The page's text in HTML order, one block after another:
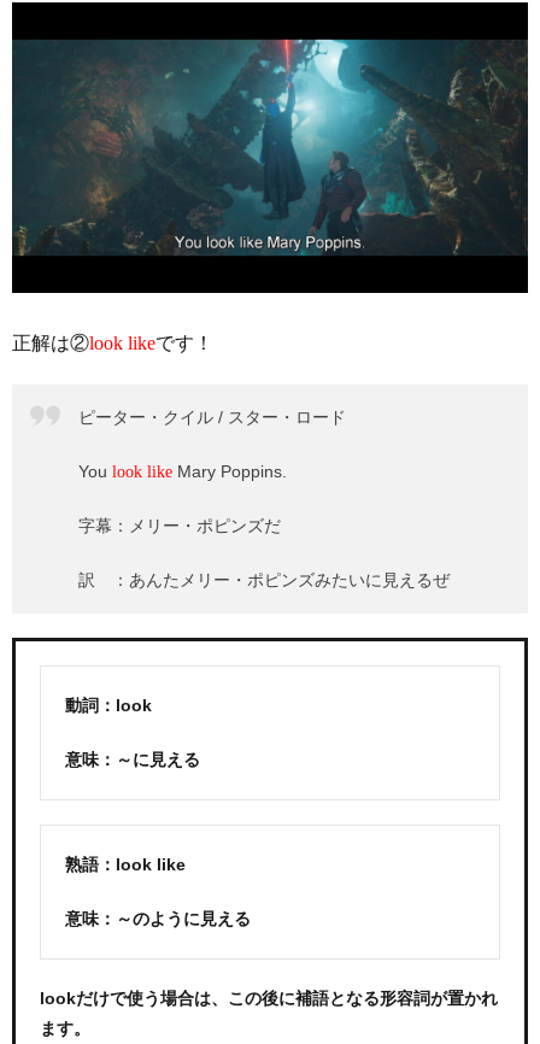
正解は②look likeです！
ピーター・クイル / スター・ロード
You look like Mary Poppins.
字幕：メリー・ポピンズだ
訳 ：あんたメリー・ポピンズみたいに見えるぜ
動詞：look
意味：～に見える
熟語：look like
意味：～のように見える
lookだけで使う場合は、この後に補語となる形容詞が置かれ
ます。